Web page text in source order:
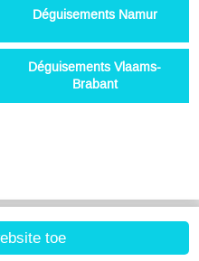
Déguisements Namur
Déguisements Vlaams-
Brabant
toe